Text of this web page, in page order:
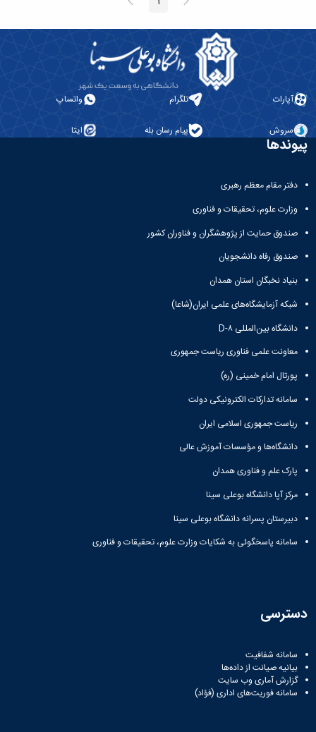
طرح
نشریات
معاونت
پژوهش
فناوری
نشریه
مطالعات
پلیس
فهرست
نشریات
علمی
معتبر
قبلی صفحه بعد
آپارات تلگرام واتساپ
سروش پیام رسان بله ایتا
پیوندها
دفتر مقام معظم رهبری
وزارت علوم، تحقیقات و فناوری
صندوق حمایت از پژوهشگران و فناوران کشور
صندوق رفاه دانشجویان
بنیاد نخبگان استان همدان
شبکه آزمایشگاه‌های علمی ایران(شاعا)
دانشگاه بین‌المللی D-۸
معاونت علمی فناوری ریاست جمهوری
پورتال امام خمینی (ره)
سامانه تدارکات الکترونیکی دولت
ریاست جمهوری اسلامی ایران
دانشگاه‌ها و مؤسسات آموزش عالی
پارک علم و فناوری همدان
مرکز آپا دانشگاه بوعلی سینا
دبیرستان پسرانه دانشگاه بوعلی سینا
سامانه پاسخگوئی به شکایات وزارت علوم، تحقیقات و فناوری
دسترسی
سامانه شفافیت
بیانیه صیانت از داده‌ها
گزارش آماری وب‌ سایت
سامانه فوریت‌های اداری (فؤاد)